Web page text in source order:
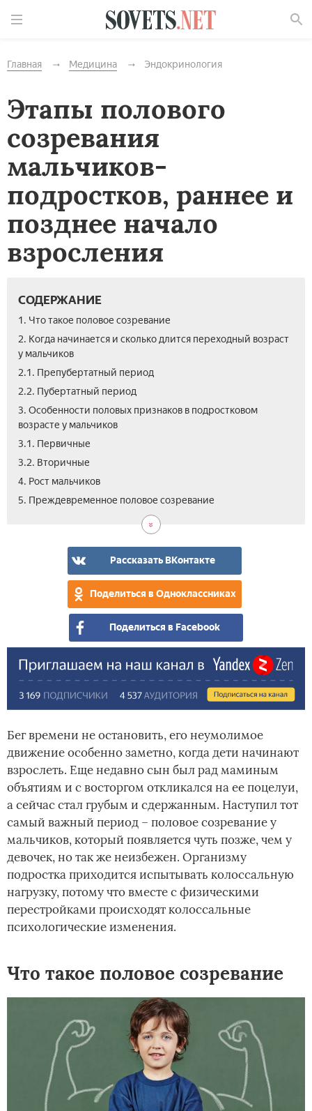
Главная Медицина Эндокринология
Этапы полового
созревания
мальчиков-
подростков, раннее и
позднее начало
взросления
СОДЕРЖАНИЕ
1. Что такое половое созревание
2. Когда начинается и сколько длится переходный возраст
у мальчиков
2.1. Препубертатный период
2.2. Пубертатный период
3. Особенности половых признаков в подростковом
возрасте у мальчиков
3.1. Первичные
3.2. Вторичные
4. Рост мальчиков
5. Преждевременное половое созревание
Рассказать ВКонтакте
Поделиться в Одноклассниках
Поделиться в Facebook
Бег времени не остановить, его неумолимое
движение особенно заметно, когда дети начинают
взрослеть. Еще недавно сын был рад маминым
объятиям и с восторгом откликался на ее поцелуи,
а сейчас стал грубым и сдержанным. Наступил тот
самый важный период – половое созревание у
мальчиков, который появляется чуть позже, чем у
девочек, но так же неизбежен. Организму
подростка приходится испытывать колоссальную
нагрузку, потому что вместе с физическими
перестройками происходят колоссальные
психологические изменения.
Что такое половое созревание